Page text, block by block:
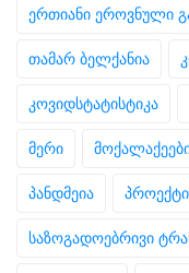
ერთიანი ეროვნული
თამარ ბელქანია
კოვიდსტატისტიკა
მერი
პანდმეია პროექტი
საზოგადოებრივი